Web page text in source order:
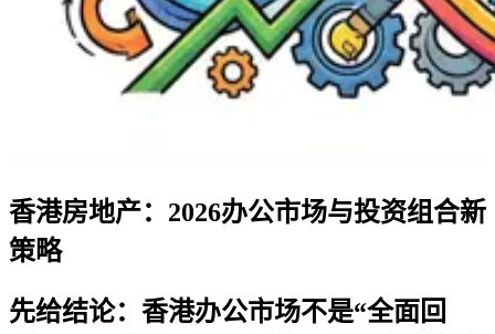
香港房地产：2026办公市场与投资组合新
策略
先给结论：香港办公市场不是“全面回